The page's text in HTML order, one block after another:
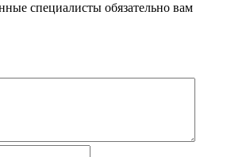
специалисты обязательно вам